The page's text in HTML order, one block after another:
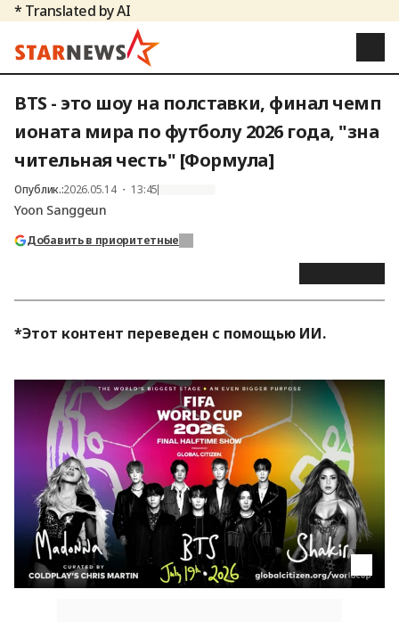
* Translated by AI
BTS - это шоу на полставки, финал чемп
ионата мира по футболу 2026 года, "зна
чительная честь" [Формула]
Опублик.:2026.05.14 ・ 13:45
Yoon Sanggeun
Добавить в приоритетные
*Этот контент переведен с помощью ИИ.